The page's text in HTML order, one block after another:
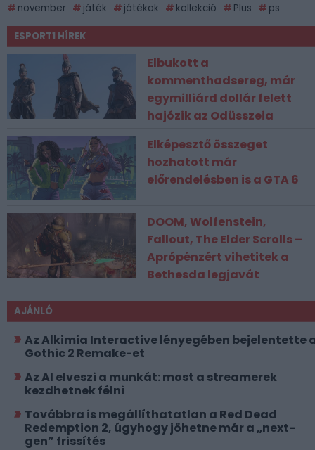
november játék játékok kollekció Plus ps
ESPORT1 HÍREK
Elbukott a
kommenthadsereg, már
egymilliárd dollár felett
hajózik az Odüsszeia
Elképesztő összeget
hozhatott már
előrendelésben is a GTA 6
DOOM, Wolfenstein,
Fallout, The Elder Scrolls –
Aprópénzért vihetitek a
Bethesda legjavát
AJÁNLÓ
Az Alkimia Interactive lényegében bejelentette
Gothic 2 Remake-et
Az AI elveszi a munkát: most a streamerek
kezdhetnek félni
Továbbra is megállíthatatlan a Red Dead
Redemption 2, úgyhogy jöhetne már a „next-
gen” frissítés